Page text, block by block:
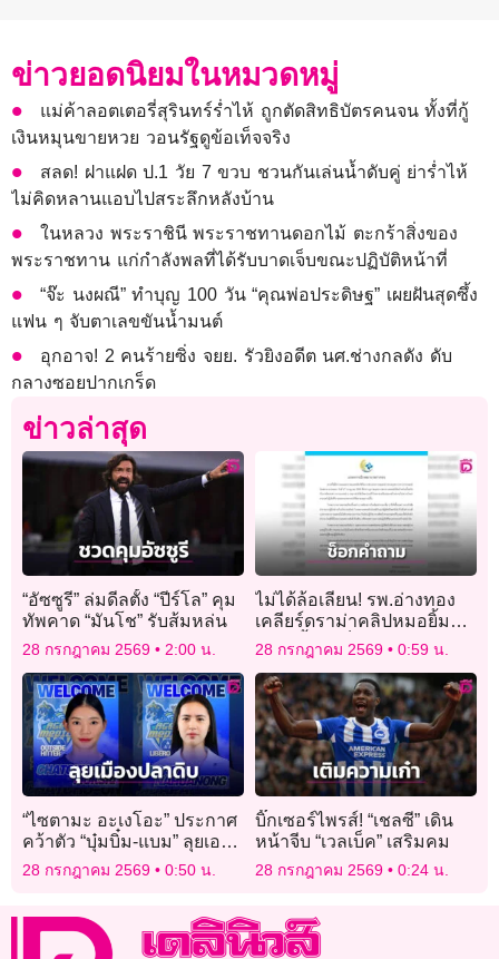
ข่าวยอดนิยมในหมวดหมู่
แม่ค้าลอตเตอรี่สุรินทร์ร่ำไห้ ถูกตัดสิทธิบัตรคนจน ทั้งที่กู้
เงินหมุนขายหวย วอนรัฐดูข้อเท็จจริง
สลด! ฝาแฝด ป.1 วัย 7 ขวบ ชวนกันเล่นน้ำดับคู่ ย่าร่ำไห้
ไม่คิดหลานแอบไปสระลึกหลังบ้าน
ในหลวง พระราชินี พระราชทานดอกไม้ ตะกร้าสิ่งของ
พระราชทาน แก่กำลังพลที่ได้รับบาดเจ็บขณะปฏิบัติหน้าที่
“จ๊ะ นงผณี” ทำบุญ 100 วัน “คุณพ่อประดิษฐ” เผยฝันสุดซึ้ง
แฟน ๆ จับตาเลขขันน้ำมนต์
อุกอาจ! 2 คนร้ายซิ่ง จยย. รัวยิงอดีต นศ.ช่างกลดัง ดับ
กลางซอยปากเกร็ด
ข่าวล่าสุด
“อัซซูรี” ล่มดีลตั้ง “ปีร์โล” คุม
ทัพคาด “มันโช” รับส้มหล่น
28 กรกฎาคม 2569 2:00 น.
ไม่ได้ล้อเลียน! รพ.อ่างทอง
เคลียร์ดราม่าคลิปหมอยิ้ม
แถลงย้ำแค่ช็อกคำถามนัก
28 กรกฎาคม 2569 0:59 น.
“ไซตามะ อะเงโอะ” ประกาศ
คว้าตัว “บุ๋มบิ๋ม-แบม” ลุยเอ
สวี.ลีก
28 กรกฎาคม 2569 0:50 น.
บิ๊กเซอร์ไพรส์! “เชลซี” เดิน
หน้าจีบ “เวลเบ็ค” เสริมคม
28 กรกฎาคม 2569 0:24 น.